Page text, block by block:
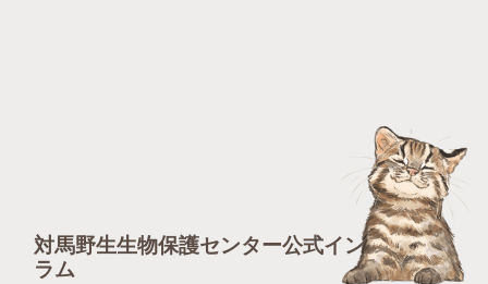
対馬野生生物保護センター公式インスタグ
ラム